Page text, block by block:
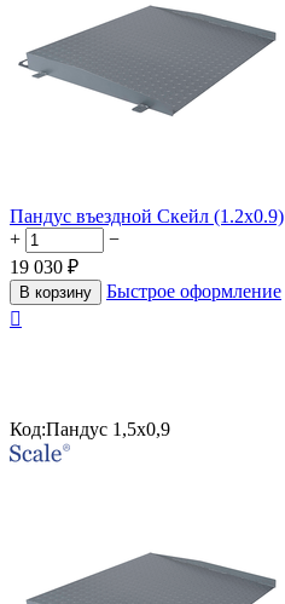
Пандус въездной Скейл (1.2х0.9)
+
−
19 030 ₽
В корзину
Быстрое оформление

Код:Пандус 1,5х0,9